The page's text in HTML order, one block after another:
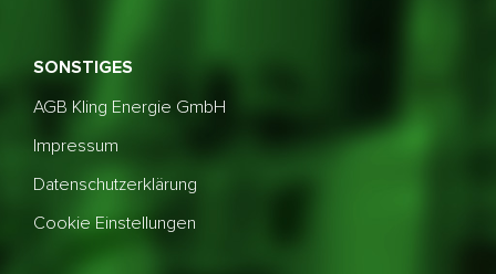
SONSTIGES
AGB Kling Energie GmbH
Impressum
Datenschutzerklärung
Cookie Einstellungen